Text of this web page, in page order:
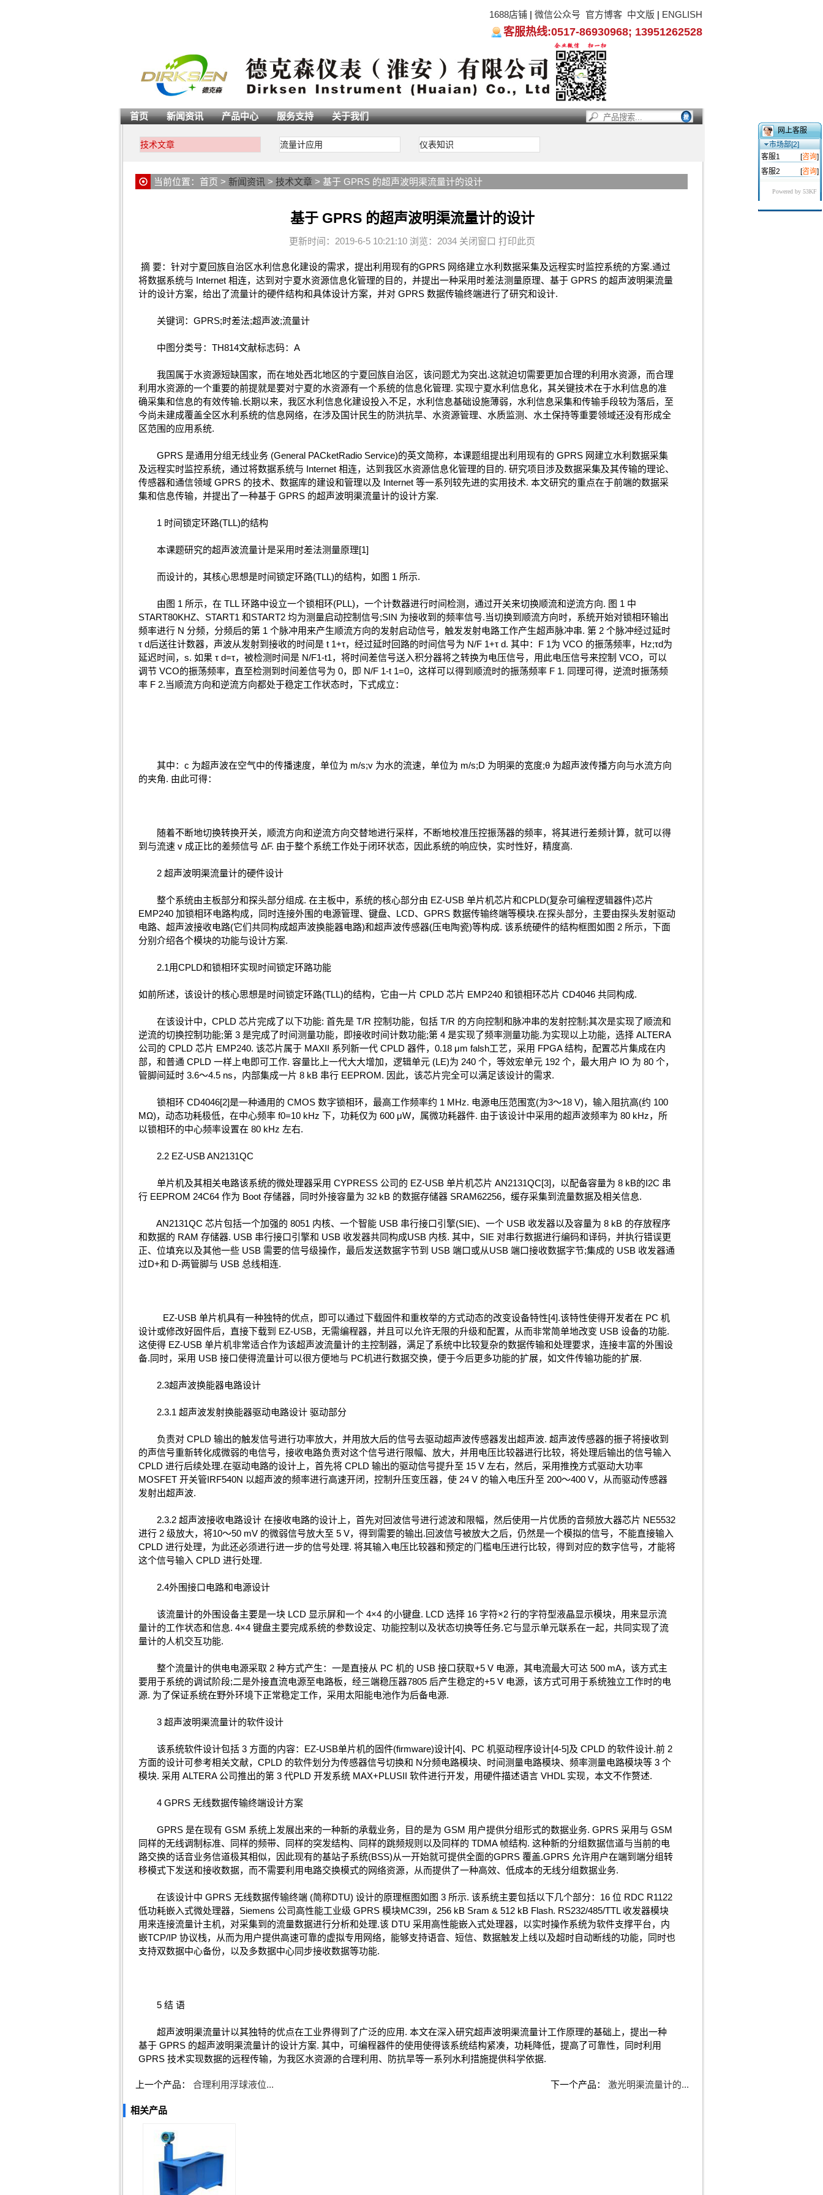
1688店铺 | 微信公众号 官方博客 中文版 | ENGLISH
客服热线:0517-86930968; 13951262528
首页 新闻资讯 产品中心 服务支持 关于我们
技术文章 流量计应用 仪表知识
当前位置： 首页 > 新闻资讯 > 技术文章 > 基于 GPRS 的超声波明渠流量计的设计
基于 GPRS 的超声波明渠流量计的设计
更新时间：2019-6-5 10:21:10 浏览：2034 关闭窗口 打印此页
摘 要：针对宁夏回族自治区水利信息化建设的需求，提出利用现有的GPRS 网络建立水利数据采集及远程实时监控系统的方案.通过
将数据系统与 Internet 相连，达到对宁夏水资源信息化管理的目的，并提出一种采用时差法测量原理、基于 GPRS 的超声波明渠流量
计的设计方案，给出了流量计的硬件结构和具体设计方案，并对 GPRS 数据传输终端进行了研究和设计.
关键词：GPRS;时差法;超声波;流量计
中图分类号：TH814文献标志码：A
我国属于水资源短缺国家，而在地处西北地区的宁夏回族自治区，该问题尤为突出.这就迫切需要更加合理的利用水资源，而合理
利用水资源的一个重要的前提就是要对宁夏的水资源有一个系统的信息化管理. 实现宁夏水利信息化，其关键技术在于水利信息的准
确采集和信息的有效传输.长期以来，我区水利信息化建设投入不足，水利信息基础设施薄弱，水利信息采集和传输手段较为落后，至
今尚未建成覆盖全区水利系统的信息网络，在涉及国计民生的防洪抗旱、水资源管理、水质监测、水土保持等重要领域还没有形成全
区范围的应用系统.
GPRS 是通用分组无线业务 (General PACketRadio Service)的英文简称，本课题组提出利用现有的 GPRS 网建立水利数据采集
及远程实时监控系统，通过将数据系统与 Internet 相连，达到我区水资源信息化管理的目的. 研究项目涉及数据采集及其传输的理论、
传感器和通信领域 GPRS 的技术、数据库的建设和管理以及 Internet 等一系列较先进的实用技术. 本文研究的重点在于前端的数据采
集和信息传输，并提出了一种基于 GPRS 的超声波明渠流量计的设计方案.
1 时间锁定环路(TLL)的结构
本课题研究的超声波流量计是采用时差法测量原理[1]
而设计的，其核心思想是时间锁定环路(TLL)的结构，如图 1 所示.
由图 1 所示，在 TLL 环路中设立一个锁相环(PLL)，一个计数器进行时间检测，通过开关来切换顺流和逆流方向. 图 1 中
START80KHZ、START1 和START2 均为测量启动控制信号;SIN 为接收到的频率信号.当切换到顺流方向时，系统开始对锁相环输出
频率进行 N 分频，分频后的第 1 个脉冲用来产生顺流方向的发射启动信号，触发发射电路工作产生超声脉冲串. 第 2 个脉冲经过延时
τ d后送往计数器，声波从发射到接收的时间是 t 1+τ，经过延时回路的时间信号为 N/F 1+τ d. 其中：F 1为 VCO 的振荡频率，Hz;τd为
延迟时间，s. 如果 τ d=τ，被检测时间是 N/F1-t1，将时间差信号送入积分器将之转换为电压信号，用此电压信号来控制 VCO，可以
调节 VCO的振荡频率，直至检测到时间差信号为 0，即 N/F 1-t 1=0，这样可以得到顺流时的振荡频率 F 1. 同理可得，逆流时振荡频
率 F 2.当顺流方向和逆流方向都处于稳定工作状态时，下式成立：
其中：c 为超声波在空气中的传播速度，单位为 m/s;v 为水的流速，单位为 m/s;D 为明渠的宽度;θ 为超声波传播方向与水流方向
的夹角. 由此可得：
随着不断地切换转换开关，顺流方向和逆流方向交替地进行采样，不断地校准压控振荡器的频率，将其进行差频计算，就可以得
到与流速 v 成正比的差频信号 ΔF. 由于整个系统工作处于闭环状态，因此系统的响应快，实时性好，精度高.
2 超声波明渠流量计的硬件设计
整个系统由主板部分和探头部分组成. 在主板中，系统的核心部分由 EZ-USB 单片机芯片和CPLD(复杂可编程逻辑器件)芯片
EMP240 加锁相环电路构成，同时连接外围的电源管理、键盘、LCD、GPRS 数据传输终端等模块.在探头部分，主要由探头发射驱动
电路、超声波接收电路(它们共同构成超声波换能器电路)和超声波传感器(压电陶瓷)等构成. 该系统硬件的结构框图如图 2 所示，下面
分别介绍各个模块的功能与设计方案.
2.1用CPLD和锁相环实现时间锁定环路功能
如前所述，该设计的核心思想是时间锁定环路(TLL)的结构，它由一片 CPLD 芯片 EMP240 和锁相环芯片 CD4046 共同构成.
在该设计中，CPLD 芯片完成了以下功能: 首先是 T/R 控制功能，包括 T/R 的方向控制和脉冲串的发射控制;其次是实现了顺流和
逆流的切换控制功能;第 3 是完成了时间测量功能，即接收时间计数功能;第 4 是实现了频率测量功能.为实现以上功能，选择 ALTERA
公司的 CPLD 芯片 EMP240. 该芯片属于 MAXII 系列新一代 CPLD 器件，0.18 μm falsh工艺，采用 FPGA 结构，配置芯片集成在内
部，和普通 CPLD 一样上电即可工作. 容量比上一代大大增加，逻辑单元 (LE)为 240 个，等效宏单元 192 个，最大用户 IO 为 80 个，
管脚间延时 3.6～4.5 ns，内部集成一片 8 kB 串行 EEPROM. 因此，该芯片完全可以满足该设计的需求.
锁相环 CD4046[2]是一种通用的 CMOS 数字锁相环，最高工作频率约 1 MHz. 电源电压范围宽(为3～18 V)，输入阻抗高(约 100
MΩ)，动态功耗极低，在中心频率 f0=10 kHz 下，功耗仅为 600 μW，属微功耗器件. 由于该设计中采用的超声波频率为 80 kHz，所
以锁相环的中心频率设置在 80 kHz 左右.
2.2 EZ-USB AN2131QC
单片机及其相关电路该系统的微处理器采用 CYPRESS 公司的 EZ-USB 单片机芯片 AN2131QC[3]，以配备容量为 8 kB的I2C 串
行 EEPROM 24C64 作为 Boot 存储器，同时外接容量为 32 kB 的数据存储器 SRAM62256，缓存采集到流量数据及相关信息.
AN2131QC 芯片包括一个加强的 8051 内核、一个智能 USB 串行接口引擎(SIE)、一个 USB 收发器以及容量为 8 kB 的存放程序
和数据的 RAM 存储器. USB 串行接口引擎和 USB 收发器共同构成USB 内核. 其中，SIE 对串行数据进行编码和译码，并执行错误更
正、位填充以及其他一些 USB 需要的信号级操作，最后发送数据字节到 USB 端口或从USB 端口接收数据字节;集成的 USB 收发器通
过D+和 D-两管脚与 USB 总线相连.
EZ-USB 单片机具有一种独特的优点，即可以通过下载固件和重枚举的方式动态的改变设备特性[4].该特性使得开发者在 PC 机
设计或修改好固件后，直接下载到 EZ-USB，无需编程器，并且可以允许无限的升级和配置，从而非常简单地改变 USB 设备的功能.
这使得 EZ-USB 单片机非常适合作为该超声波流量计的主控制器，满足了系统中比较复杂的数据传输和处理要求，连接丰富的外围设
备.同时，采用 USB 接口使得流量计可以很方便地与 PC机进行数据交换，便于今后更多功能的扩展，如文件传输功能的扩展.
2.3超声波换能器电路设计
2.3.1 超声波发射换能器驱动电路设计 驱动部分
负责对 CPLD 输出的触发信号进行功率放大，并用放大后的信号去驱动超声波传感器发出超声波. 超声波传感器的振子将接收到
的声信号重新转化成微弱的电信号，接收电路负责对这个信号进行限幅、放大，并用电压比较器进行比较，将处理后输出的信号输入
CPLD 进行后续处理.在驱动电路的设计上，首先将 CPLD 输出的驱动信号提升至 15 V 左右，然后，采用推挽方式驱动大功率
MOSFET 开关管IRF540N 以超声波的频率进行高速开闭，控制升压变压器，使 24 V 的输入电压升至 200～400 V，从而驱动传感器
发射出超声波.
2.3.2 超声波接收电路设计 在接收电路的设计上，首先对回波信号进行滤波和限幅，然后使用一片优质的音频放大器芯片 NE5532
进行 2 级放大，将10～50 mV 的微弱信号放大至 5 V，得到需要的输出.回波信号被放大之后，仍然是一个模拟的信号，不能直接输入
CPLD 进行处理，为此还必须进行进一步的信号处理. 将其输入电压比较器和预定的门槛电压进行比较，得到对应的数字信号，才能将
这个信号输入 CPLD 进行处理.
2.4外围接口电路和电源设计
该流量计的外围设备主要是一块 LCD 显示屏和一个 4×4 的小键盘. LCD 选择 16 字符×2 行的字符型液晶显示模块，用来显示流
量计的工作状态和信息. 4×4 键盘主要完成系统的参数设定、功能控制以及状态切换等任务.它与显示单元联系在一起，共同实现了流
量计的人机交互功能.
整个流量计的供电电源采取 2 种方式产生：一是直接从 PC 机的 USB 接口获取+5 V 电源，其电流最大可达 500 mA，该方式主
要用于系统的调试阶段;二是外接直流电源至电路板，经三端稳压器7805 后产生稳定的+5 V 电源，该方式可用于系统独立工作时的电
源. 为了保证系统在野外环境下正常稳定工作，采用太阳能电池作为后备电源.
3 超声波明渠流量计的软件设计
该系统软件设计包括 3 方面的内容：EZ-USB单片机的固件(firmware)设计[4]、PC 机驱动程序设计[4-5]及 CPLD 的软件设计.前 2
方面的设计可参考相关文献，CPLD 的软件划分为传感器信号切换和 N分频电路模块、时间测量电路模块、频率测量电路模块等 3 个
模块. 采用 ALTERA 公司推出的第 3 代PLD 开发系统 MAX+PLUSII 软件进行开发，用硬件描述语言 VHDL 实现，本文不作赘述.
4 GPRS 无线数据传输终端设计方案
GPRS 是在现有 GSM 系统上发展出来的一种新的承载业务，目的是为 GSM 用户提供分组形式的数据业务. GPRS 采用与 GSM
同样的无线调制标准、同样的频带、同样的突发结构、同样的跳频规则以及同样的 TDMA 帧结构. 这种新的分组数据信道与当前的电
路交换的话音业务信道极其相似，因此现有的基站子系统(BSS)从一开始就可提供全面的GPRS 覆盖.GPRS 允许用户在端到端分组转
移模式下发送和接收数据，而不需要利用电路交换模式的网络资源，从而提供了一种高效、低成本的无线分组数据业务.
在该设计中 GPRS 无线数据传输终端 (简称DTU) 设计的原理框图如图 3 所示. 该系统主要包括以下几个部分：16 位 RDC R1122
低功耗嵌入式微处理器，Siemens 公司高性能工业级 GPRS 模块MC39I，256 kB Sram & 512 kB Flash. RS232/485/TTL 收发器模块
用来连接流量计主机，对采集到的流量数据进行分析和处理.该 DTU 采用高性能嵌入式处理器，以实时操作系统为软件支撑平台，内
嵌TCP/IP 协议栈，从而为用户提供高速可靠的虚拟专用网络，能够支持语音、短信、数据触发上线以及超时自动断线的功能，同时也
支持双数据中心备份，以及多数据中心同步接收数据等功能.
5 结 语
超声波明渠流量计以其独特的优点在工业界得到了广泛的应用. 本文在深入研究超声波明渠流量计工作原理的基础上，提出一种
基于 GPRS 的超声波明渠流量计的设计方案. 其中，可编程器件的使用使得该系统结构紧凑，功耗降低，提高了可靠性，同时利用
GPRS 技术实现数据的远程传输，为我区水资源的合理利用、防抗旱等一系列水利措施提供科学依据.
上一个产品： 合理利用浮球液位... 下一个产品：激光明渠流量计的...
相关产品
网上客服
市场部[2]
客服1
[咨询]
客服2
[咨询]
Powered by 53KF